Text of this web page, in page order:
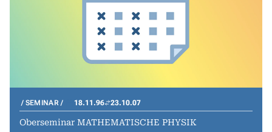
SEMINAR 18.11.96 23.10.07
Oberseminar MATHEMATISCHE PHYSIK